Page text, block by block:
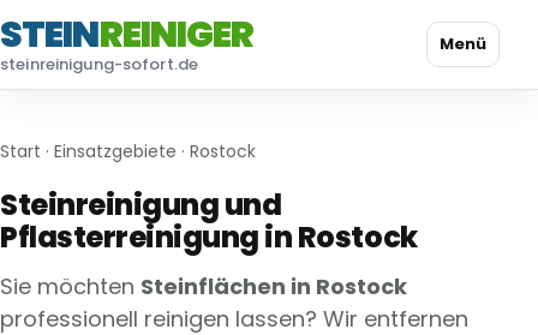
STEINREINIGER
steinreinigung-sofort.de
Menü
Start · Einsatzgebiete · Rostock
Steinreinigung und
Pflasterreinigung in Rostock
Sie möchten Steinflächen in Rostock
professionell reinigen lassen? Wir entfernen